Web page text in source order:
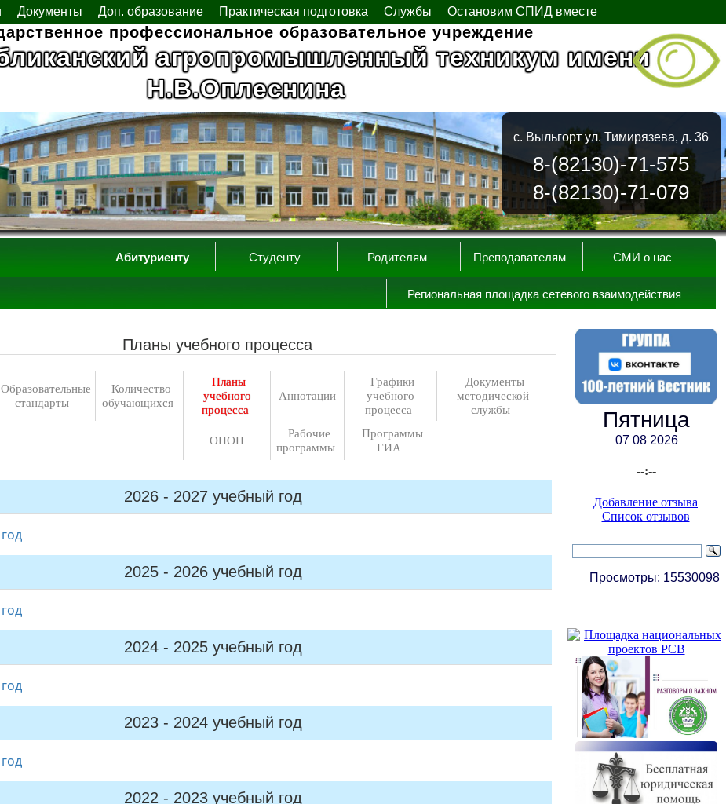
Документы Доп. образование Практическая подготовка Службы Остановим СПИД вместе
профессиональное образовательное учреждение
агропромышленный техникум имени
Н.В.Оплеснина
с. Выльгорт ул. Тимирязева, д. 36
8-(82130)-71-575
8-(82130)-71-079
СМИ о нас
Преподавателям
Родителям
Студенту
Абитуриенту
Региональная площадка сетевого взаимодействия
Планы учебного процесса
Образовательные
стандарты
Количество
обучающихся
Планы
учебного
процесса
Аннотации
Графики
учебного
процесса
Документы
методической
службы
ОПОП
Рабочие
программы
Программы
ГИА
2026 - 2027 учебный год
2025 - 2026 учебный год
2024 - 2025 учебный год
2023 - 2024 учебный год
2022 - 2023 учебный год
Пятница
07 08 2026
--:--
Добавление отзыва
Список отзывов
Просмотры: 15530098